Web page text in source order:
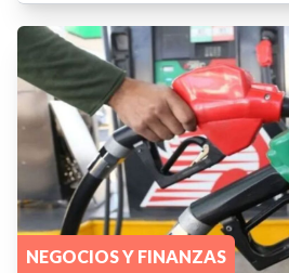
NEGOCIOS Y FINANZAS